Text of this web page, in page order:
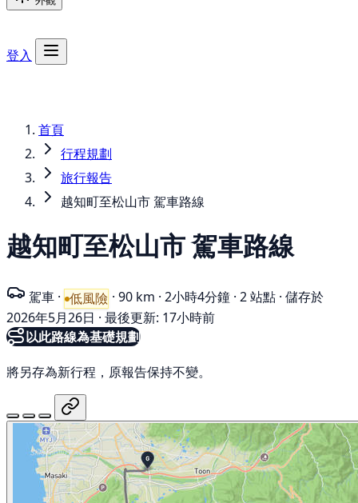
登入
首頁
行程規劃
旅行報告
越知町至松山市 駕車路線
越知町至松山市 駕車路線
駕車 · 低風險 · 90 km · 2小時4分鐘 · 2 站點 · 儲存於
2026年5月26日 · 最後更新: 17小時前
以此路線為基礎規劃
將另存為新行程，原報告保持不變。